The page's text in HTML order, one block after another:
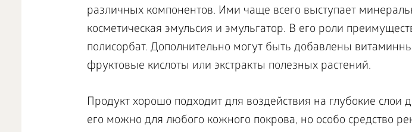
различных компонентов. Ими чаще всего выступает
косметическая эмульсия и эмульгатор. В его роли
полисорбат. Дополнительно могут быть добавлены
фруктовые кислоты или экстракты полезных растений.
Продукт хорошо подходит для воздействия на глубокие
его можно для любого кожного покрова, но особо средство